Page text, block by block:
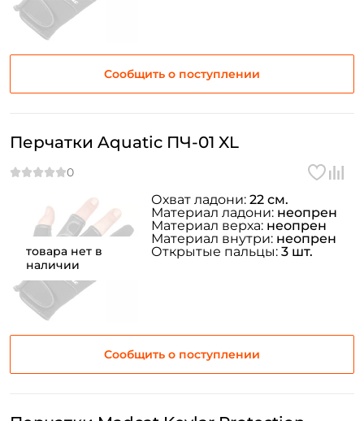
Сообщить о поступлении
товара нет в
наличии
Перчатки Aquatic ПЧ-01 XL
Сообщить о поступлении
Охват ладони: 22 см.
Материал ладони: неопрен
Материал верха: неопрен
Материал внутри: неопрен
Открытые пальцы: 3 шт.